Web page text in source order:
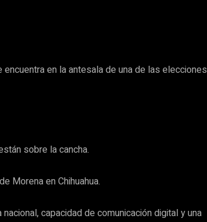
en la antesala de una de las elecciones
sobre la cancha.
Morena en Chihuahua.
capacidad de comunicación digital y una